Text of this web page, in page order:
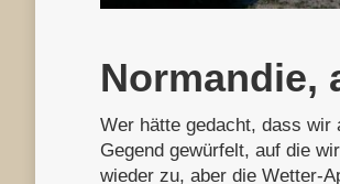
Normandie,
Wer hätte gedacht, dass wir
Gegend gewürfelt, auf die
wieder zu, aber die Wetter-